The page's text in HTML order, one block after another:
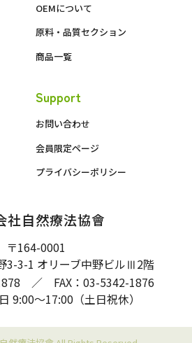
OEMについて
原料・品質セクション
商品一覧
Support
お問い合わせ
会員限定ページ
プライバシーポリシー
社自然療法協會
〒164-0001
3-3-1 オリーブ中野ビル Ⅲ 2階
／ FAX：03-5342-1876
9:00〜17:00（土日祝休）